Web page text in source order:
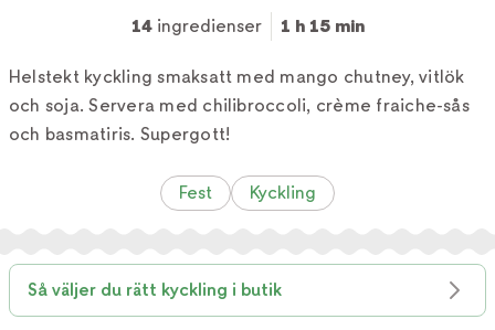
14ingredienser 1 h 15 min
Helstekt kyckling smaksatt med mango chutney, vitlök
och soja. Servera med chilibroccoli, crème fraiche-sås
och basmatiris. Supergott!
Fest Kyckling
Så väljer du rätt kyckling i butik